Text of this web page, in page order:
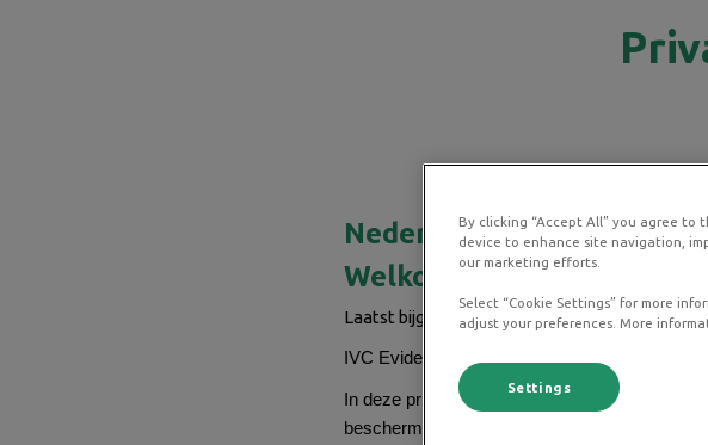
Nederlandse
Welkom
Laatst bijgewerkt: 25 Januari 2026
IVC Evidensia Nederland ("wij", "onze",
In deze privacyverklaring ("Verklaring
") wordt
beschermen, met wie wij deze informatie
By clicking “Accept All” you agree
device to enhance site navigation,
our marketing efforts.
Select “Cookie Settings” for more
adjust your preferences. More
Settings